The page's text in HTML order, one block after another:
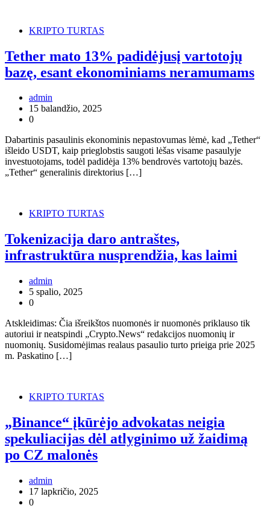
KRIPTO TURTAS
Tether mato 13% padidėjusį vartotojų
bazę, esant ekonominiams neramumams
admin
15 balandžio, 2025
0
Dabartinis pasaulinis ekonominis nepastovumas lėmė, kad „Tether“
išleido USDT, kaip prieglobstis saugoti lėšas visame pasaulyje
investuotojams, todėl padidėja 13% bendrovės vartotojų bazės.
„Tether“ generalinis direktorius […]
KRIPTO TURTAS
Tokenizacija daro antraštes,
infrastruktūra nusprendžia, kas laimi
admin
5 spalio, 2025
0
Atskleidimas: Čia išreikštos nuomonės ir nuomonės priklauso tik
autoriui ir neatspindi „Crypto.News“ redakcijos nuomonių ir
nuomonių. Susidomėjimas realaus pasaulio turto prieiga prie 2025
m. Paskatino […]
KRIPTO TURTAS
„Binance“ įkūrėjo advokatas neigia
spekuliacijas dėl atlyginimo už žaidimą
po CZ malonės
admin
17 lapkričio, 2025
0